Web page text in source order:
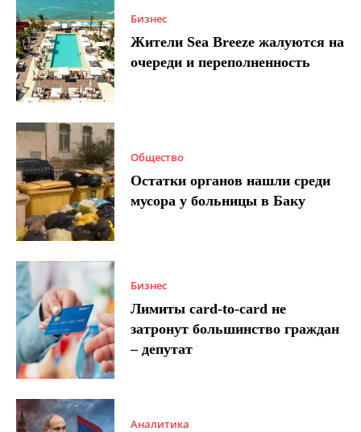
Бизнес
Жители Sea Breeze жалуются на
очереди и переполненность
Общество
Остатки органов нашли среди
мусора у больницы в Баку
Бизнес
Лимиты card-to-card не
затронут большинство граждан
– депутат
Аналитика